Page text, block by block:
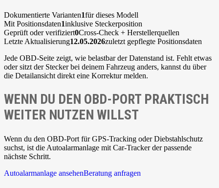
Dokumentierte Varianten1für dieses Modell
Mit Positionsdaten1inklusive Steckerposition
Geprüft oder verifiziert0Cross-Check + Herstellerquellen
Letzte Aktualisierung12.05.2026zuletzt gepflegte Positionsdaten
Jede OBD-Seite zeigt, wie belastbar der Datenstand ist. Fehlt etwas
oder sitzt der Stecker bei deinem Fahrzeug anders, kannst du über
die Detailansicht direkt eine Korrektur melden.
WENN DU DEN OBD-PORT PRAKTISCH
WEITER NUTZEN WILLST
Wenn du den OBD-Port für GPS-Tracking oder Diebstahlschutz
suchst, ist die Autoalarmanlage mit Car-Tracker der passende
nächste Schritt.
Autoalarmanlage ansehenBeratung anfragen